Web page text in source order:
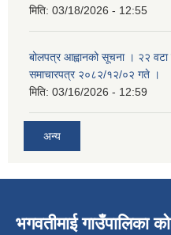
मिति: 03/18/2026 - 12:55
बोलपत्र आह्वानको सूचना । २२ वटा
समाचारपत्र २०८२/१२/०२ गते ।
मिति: 03/16/2026 - 12:59
अन्य
भगवतीमाई गाउँपालिका